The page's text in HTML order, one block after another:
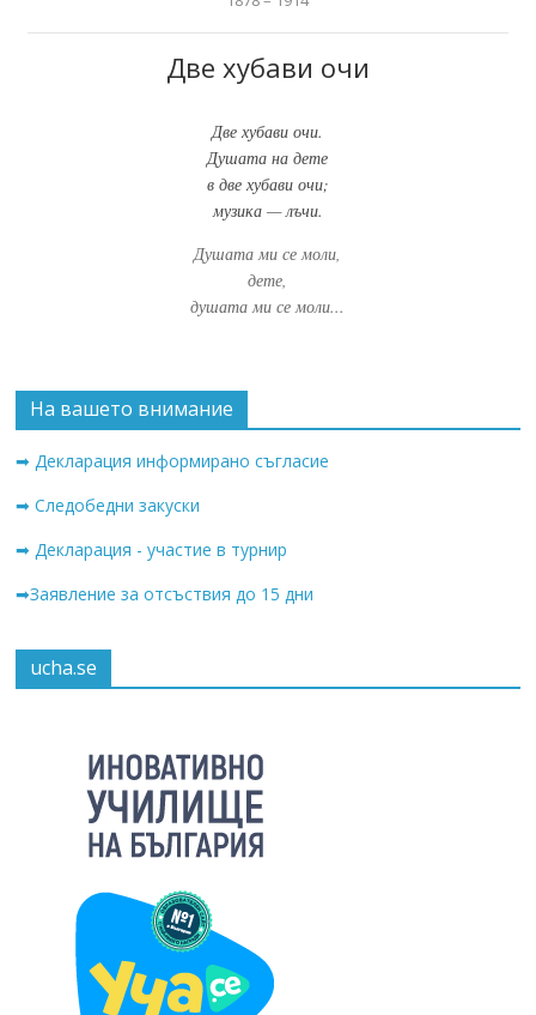
Две хубави очи
Две хубави очи.
Душата на дете
в две хубави очи;
музика — лъчи.
Душата ми се моли,
дете,
душата ми се моли...
На вашето внимание
➡ Декларация информирано съгласие
➡ Следобедни закуски
➡ Декларация - участие в турнир
➡Заявление за отсъствия до 15 дни
ucha.se